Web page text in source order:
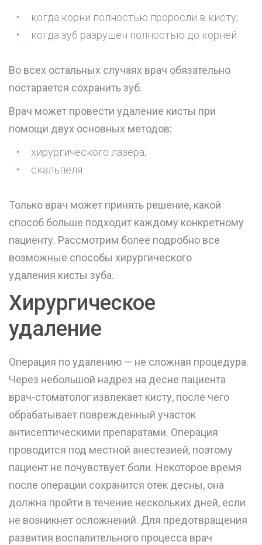
когда корни полностью проросли в кисту;
когда зуб разрушен полностью до корней.
Во всех остальных случаях врач обязательно
постарается сохранить зуб.
Врач может провести удаление кисты при
помощи двух основных методов:
хирургического лазера;
скальпеля.
Только врач может принять решение, какой
способ больше подходит каждому конкретному
пациенту. Рассмотрим более подробно все
возможные способы хирургического
удаления кисты зуба.
Хирургическое
удаление
Операция по удалению — не сложная процедура.
Через небольшой надрез на десне пациента
врач-стоматолог извлекает кисту, после чего
обрабатывает поврежденный участок
антисептическими препаратами. Операция
проводится под местной анестезией, поэтому
пациент не почувствует боли. Некоторое время
после операции сохранится отек десны, она
должна пройти в течение нескольких дней, если
не возникнет осложнений. Для предотвращения
развития воспалительного процесса врач